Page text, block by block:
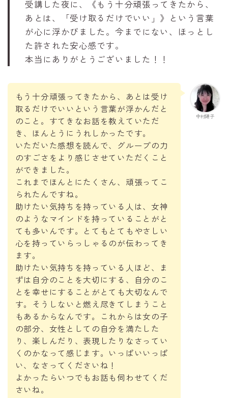
受講した夜に、《もう十分頑張ってきたから、
あとは、「受け取るだけでいい」》という言葉
が心に浮かびました。今までにない、ほっとし
た許された安心感です。
本当にありがとうございました！！
中村陽子
もう十分頑張ってきたから、あとは受け
取るだけでいいという言葉が浮かんだと
のこと。すてきなお話を教えていただ
き、ほんとうにうれしかったです。
いただいた感想を読んで、グループの力
のすごさをより感じさせていただくこと
ができました。
これまでほんとにたくさん、頑張ってこ
られたんですね。
助けたい気持ちを持っている人は、女神
のようなマインドを持っていることがと
ても多いんです。とてもとてもやさしい
心を持っていらっしゃるのが伝わってき
ます。
助けたい気持ちを持っている人ほど、ま
ずは自分のことを大切にする、自分のこ
とを幸せにすることがとても大切なんで
す。そうしないと燃え尽きてしまうこと
もあるからなんです。これからは女の子
の部分、女性としての自分を満たした
り、楽しんだり、表現したりなさってい
くのかなって感じます。いっぱいいっぱ
い、なさってくださいね！
よかったらいつでもお話も伺わせてくだ
さいね。